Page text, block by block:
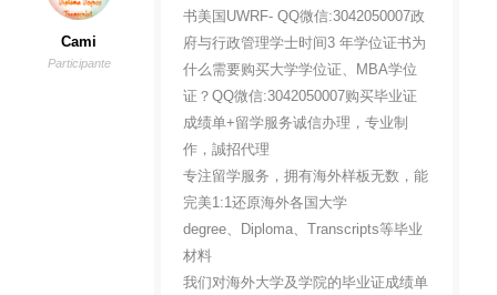
Cami
Participante
书美国UWRF- QQ微信:3042050007政
府与行政管理学士时间3 年学位证书为
什么需要购买大学学位证、MBA学位
证？QQ微信:3042050007购买毕业证
成绩单+留学服务诚信办理，专业制
作，誠招代理
专注留学服务，拥有海外样板无数，能
完美1:1还原海外各国大学
degree、Diploma、Transcripts等毕业
材料
我们对海外大学及学院的毕业证成绩单